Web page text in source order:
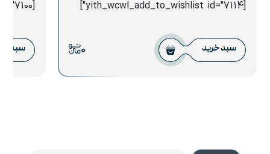
[yith_wcwl_add_to_wishlist id="7114"]
سبد خرید 0
[yith_wcwl_add_to_wishlist id="7100"]
سبد